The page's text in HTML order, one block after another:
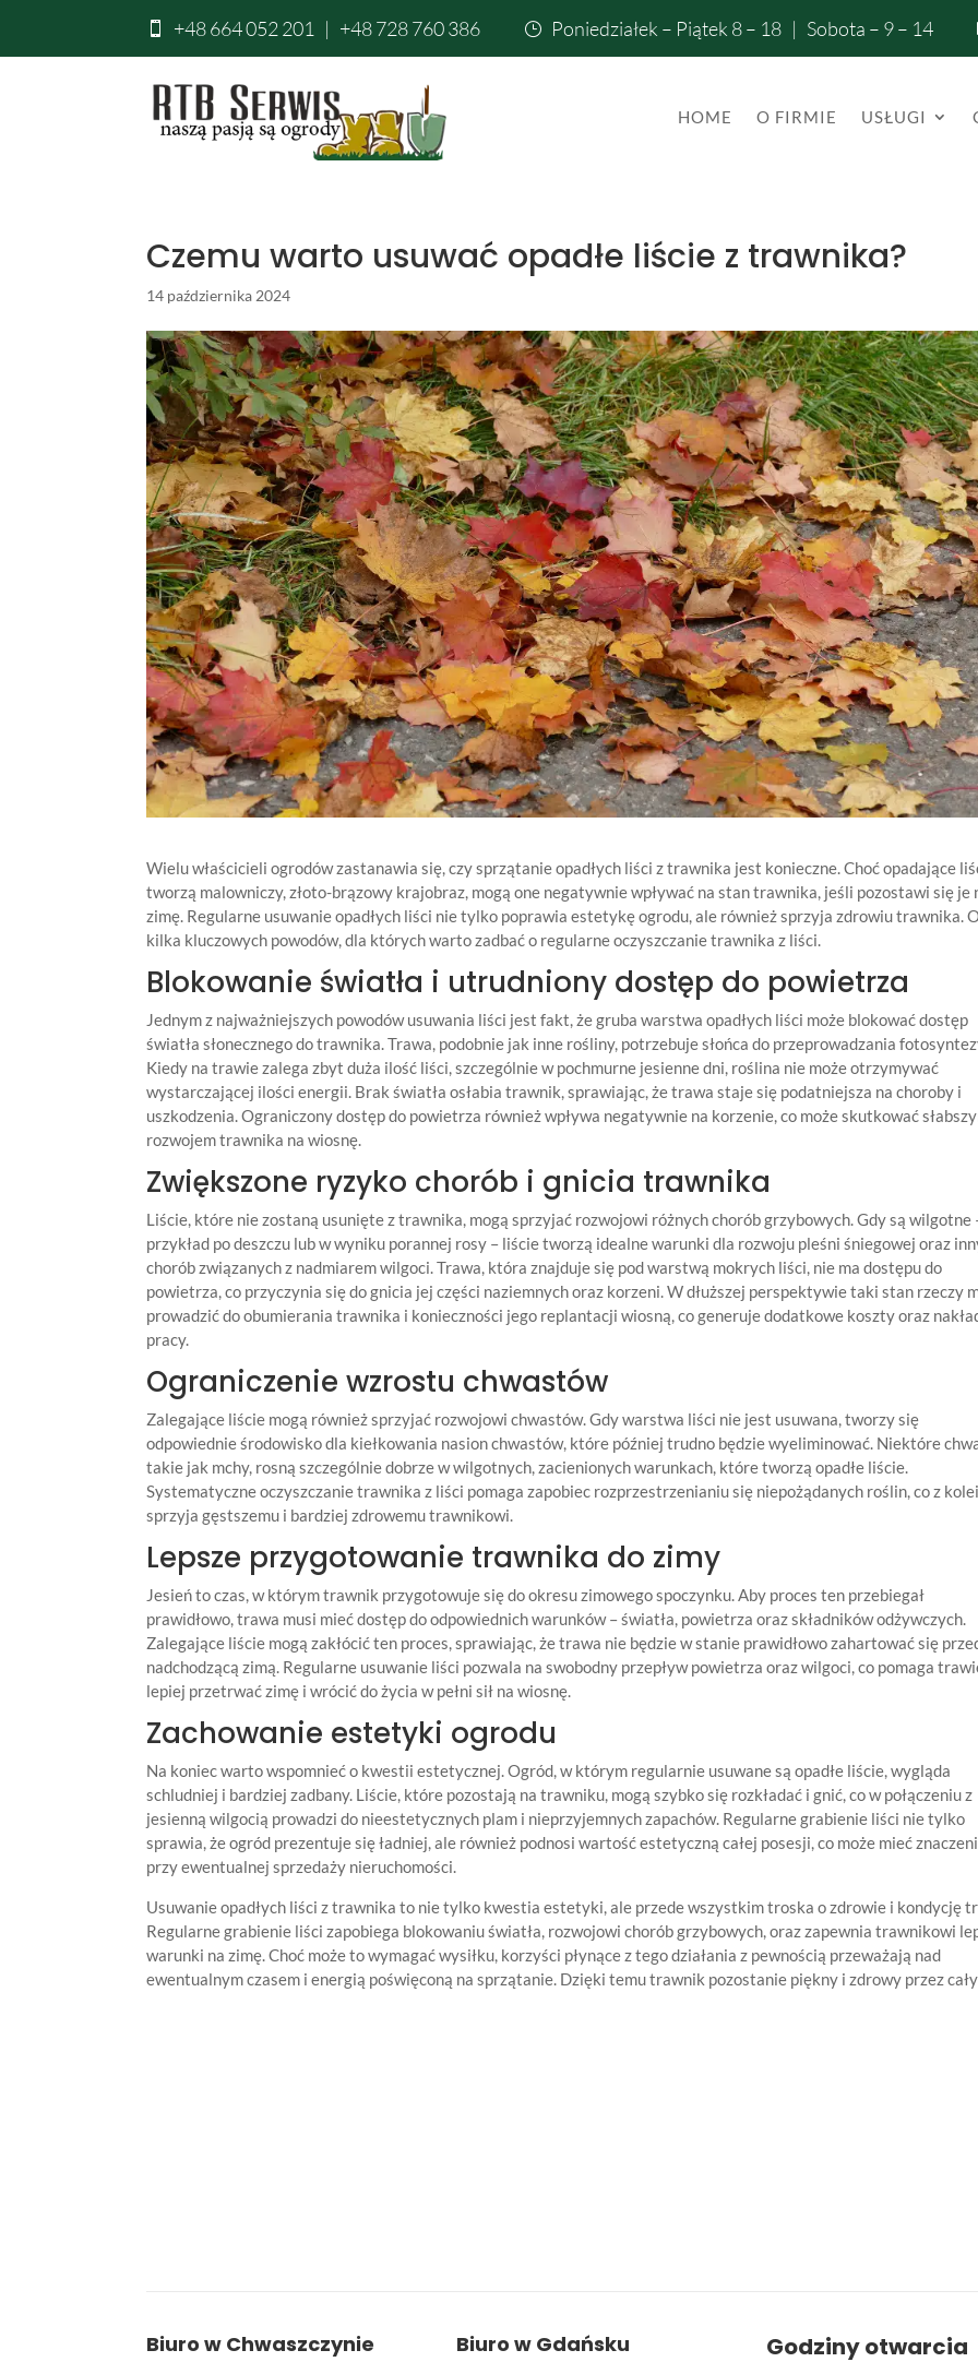
 +48 664 052 201 | +48 728 760 386 } Poniedziałek – Piątek 8 – 18 | Sobota – 9 – 14
HOME O FIRMIE USŁUGI
Czemu warto usuwać opadłe liście z trawnika?
14 października 2024
Wielu właścicieli ogrodów zastanawia się, czy sprzątanie opadłych liści z trawnika jest konieczne. Choć opadające
tworzą malowniczy, złoto-brązowy krajobraz, mogą one negatywnie wpływać na stan trawnika, jeśli pozostawi się je
zimę. Regularne usuwanie opadłych liści nie tylko poprawia estetykę ogrodu, ale również sprzyja zdrowiu trawnika.
kilka kluczowych powodów, dla których warto zadbać o regularne oczyszczanie trawnika z liści.
Blokowanie światła i utrudniony dostęp do powietrza
Jednym z najważniejszych powodów usuwania liści jest fakt, że gruba warstwa opadłych liści może blokować dostęp
światła słonecznego do trawnika. Trawa, podobnie jak inne rośliny, potrzebuje słońca do przeprowadzania
Kiedy na trawie zalega zbyt duża ilość liści, szczególnie w pochmurne jesienne dni, roślina nie może otrzymywać
wystarczającej ilości energii. Brak światła osłabia trawnik, sprawiając, że trawa staje się podatniejsza na choroby i
uszkodzenia. Ograniczony dostęp do powietrza również wpływa negatywnie na korzenie, co może skutkować
rozwojem trawnika na wiosnę.
Zwiększone ryzyko chorób i gnicia trawnika
Liście, które nie zostaną usunięte z trawnika, mogą sprzyjać rozwojowi różnych chorób grzybowych. Gdy są wilgotne
przykład po deszczu lub w wyniku porannej rosy – liście tworzą idealne warunki dla rozwoju pleśni śniegowej oraz
chorób związanych z nadmiarem wilgoci. Trawa, która znajduje się pod warstwą mokrych liści, nie ma dostępu do
powietrza, co przyczynia się do gnicia jej części naziemnych oraz korzeni. W dłuższej perspektywie taki stan rzeczy
prowadzić do obumierania trawnika i konieczności jego replantacji wiosną, co generuje dodatkowe koszty oraz
pracy.
Ograniczenie wzrostu chwastów
Zalegające liście mogą również sprzyjać rozwojowi chwastów. Gdy warstwa liści nie jest usuwana, tworzy się
odpowiednie środowisko dla kiełkowania nasion chwastów, które później trudno będzie wyeliminować. Niektóre
takie jak mchy, rosną szczególnie dobrze w wilgotnych, zacienionych warunkach, które tworzą opadłe liście.
Systematyczne oczyszczanie trawnika z liści pomaga zapobiec rozprzestrzenianiu się niepożądanych roślin, co z kolei
sprzyja gęstszemu i bardziej zdrowemu trawnikowi.
Lepsze przygotowanie trawnika do zimy
Jesień to czas, w którym trawnik przygotowuje się do okresu zimowego spoczynku. Aby proces ten przebiegał
prawidłowo, trawa musi mieć dostęp do odpowiednich warunków – światła, powietrza oraz składników odżywczych.
Zalegające liście mogą zakłócić ten proces, sprawiając, że trawa nie będzie w stanie prawidłowo zahartować się
nadchodzącą zimą. Regularne usuwanie liści pozwala na swobodny przepływ powietrza oraz wilgoci, co pomaga
lepiej przetrwać zimę i wrócić do życia w pełni sił na wiosnę.
Zachowanie estetyki ogrodu
Na koniec warto wspomnieć o kwestii estetycznej. Ogród, w którym regularnie usuwane są opadłe liście, wygląda
schludniej i bardziej zadbany. Liście, które pozostają na trawniku, mogą szybko się rozkładać i gnić, co w połączeniu z
jesienną wilgocią prowadzi do nieestetycznych plam i nieprzyjemnych zapachów. Regularne grabienie liści nie tylko
sprawia, że ogród prezentuje się ładniej, ale również podnosi wartość estetyczną całej posesji, co może mieć
przy ewentualnej sprzedaży nieruchomości.
Usuwanie opadłych liści z trawnika to nie tylko kwestia estetyki, ale przede wszystkim troska o zdrowie i kondycję
Regularne grabienie liści zapobiega blokowaniu światła, rozwojowi chorób grzybowych, oraz zapewnia trawnikowi
warunki na zimę. Choć może to wymagać wysiłku, korzyści płynące z tego działania z pewnością przeważają nad
ewentualnym czasem i energią poświęconą na sprzątanie. Dzięki temu trawnik pozostanie piękny i zdrowy przez
Biuro w Chwaszczynie Biuro w Gdańsku Godziny otwarcia